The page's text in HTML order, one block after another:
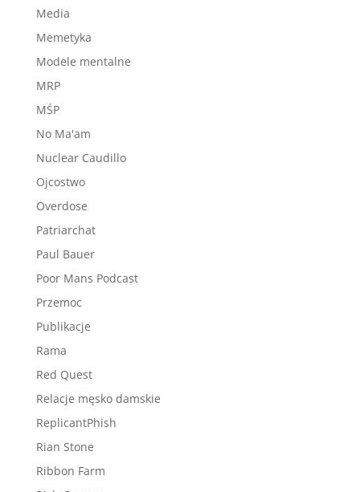
Media
Memetyka
Modele mentalne
MRP
MŚP
No Ma'am
Nuclear Caudillo
Ojcostwo
Overdose
Patriarchat
Paul Bauer
Poor Mans Podcast
Przemoc
Publikacje
Rama
Red Quest
Relacje męsko damskie
ReplicantPhish
Rian Stone
Ribbon Farm